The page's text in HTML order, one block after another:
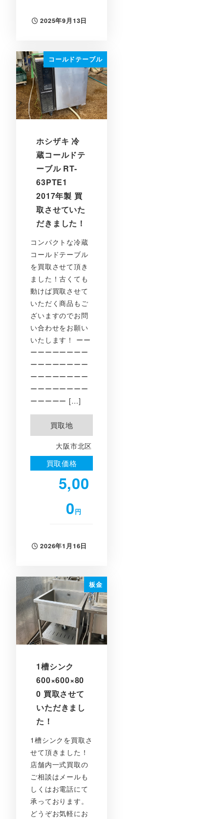
投稿日
2025年9月13日
コールドテーブル
ホシザキ 冷
蔵コールドテ
ーブル RT-
63PTE1
2017年製 買
取させていた
だきました！
コンパクトな冷蔵
コールドテーブル
を買取させて頂き
ました！古くても
動けば買取させて
いただく商品もご
ざいますのでお問
い合わせをお願い
いたします！ ーー
ーーーーーーーー
ーーーーーーーー
ーーーーーーーー
ーーーーーーーー
ーーーーー […]
買取地
大阪市北区
買取価格
5,00
0円
投稿日
2026年1月16日
板金
1槽シンク
600×600×80
0 買取させて
いただきまし
た！
1槽シンクを買取さ
せて頂きました！
店舗内一式買取の
ご相談はメールも
しくはお電話にて
承っております。
どうぞお気軽にお